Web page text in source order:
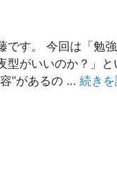
す。 今回は「勉
型がいいのか？」
”があるの … 続き